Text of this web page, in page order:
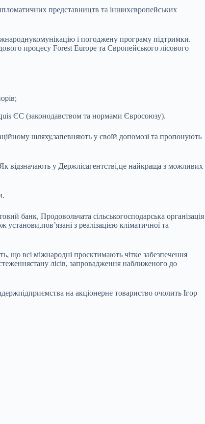
представництв та іншихєвропейських
і погоджену програму підтримки.
процесу Forest Europe та Європейського лісового
ЄС (законодавством та нормами Євросоюзу).
шляху,запевняють у своїй допомозі та пропонують
відзначають у Держлісагентстві,це найкраща з можливих
банк, Продовольчата сільськогосподарська організація
з реалізацією кліматичної та
що всі міжнародні проєктимають чітке забезпечення
лісів, запровадження наближеного до
на акціонерне товариство очолить Ігор